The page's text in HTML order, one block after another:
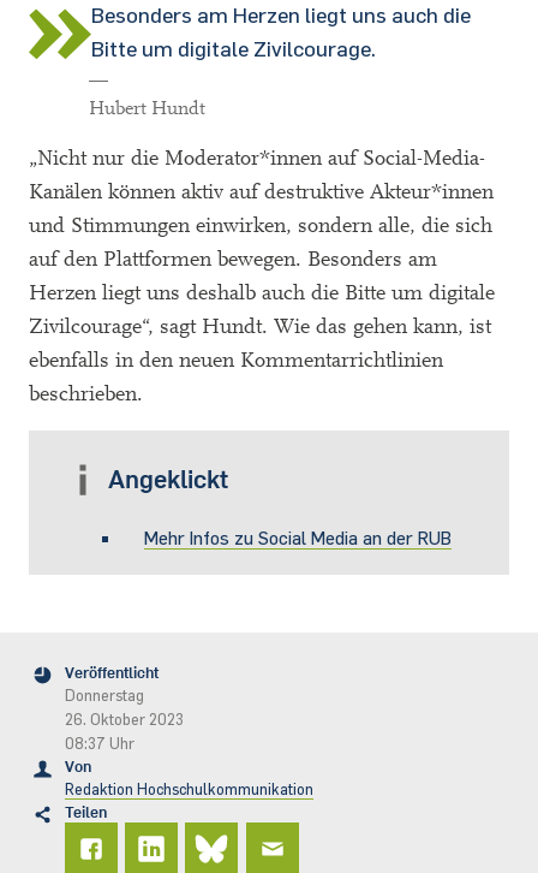
Besonders am Herzen liegt uns auch die
Bitte um digitale Zivilcourage.
—
Hubert Hundt
„Nicht nur die Moderator*innen auf Social-Media-
Kanälen können aktiv auf destruktive Akteur*innen
und Stimmungen einwirken, sondern alle, die sich
auf den Plattformen bewegen. Besonders am
Herzen liegt uns deshalb auch die Bitte um digitale
Zivilcourage“, sagt Hundt. Wie das gehen kann, ist
ebenfalls in den neuen Kommentarrichtlinien
beschrieben.
Angeklickt
Mehr Infos zu Social Media an der RUB
Veröffentlicht
Donnerstag
26. Oktober 2023
08:37 Uhr
Von
Redaktion Hochschulkommunikation
Teilen